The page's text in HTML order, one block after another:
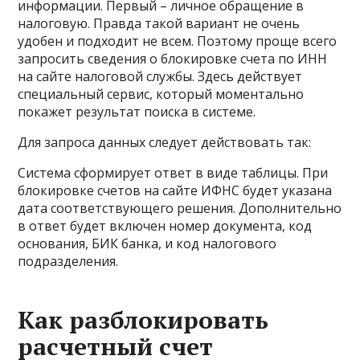
информации. Первый – личное обращение в
налоговую. Правда такой вариант не очень
удобен и подходит не всем. Поэтому проще всего
запросить сведения о блокировке счета по ИНН
на сайте налоговой службы. Здесь действует
специальный сервис, который моментально
покажет результат поиска в системе.
Для запроса данных следует действовать так:
Система сформирует ответ в виде таблицы. При
блокировке счетов на сайте ИФНС будет указана
дата соответствующего решения. Дополнительно
в ответ будет включен номер документа, код
основания, БИК банка, и код налогового
подразделения.
Как разблокировать
расчетный счет